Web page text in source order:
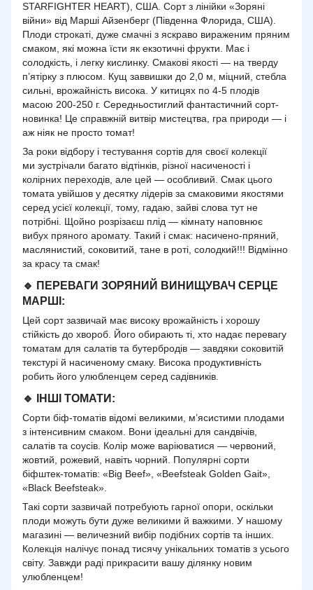
STARFIGHTER HEART), США. Сорт з лінійки «Зоряні
війни» від Марші Айзенберг (Південна Флорида, США).
Плоди строкаті, дуже смачні з яскраво вираженим пряним
смаком, які можна їсти як екзотичні фрукти. Має і
солодкість, і легку кислинку. Смакові якості — на тверду
п’ятірку з плюсом. Кущ заввишки до 2,0 м, міцний, стебла
сильні, врожайність висока. У китицях по 4-5 плодів
масою 200-250 г. Середньостиглий фантастичний сорт-
новинка! Це справжній витвір мистецтва, гра природи — і
аж ніяк не просто томат!
За роки відбору і тестування сортів для своєї колекції
ми зустрічали багато відтінків, різної насиченості і
колірних переходів, але цей — особливий. Смак цього
томата увійшов у десятку лідерів за смаковими якостями
серед усієї колекції, тому, гадаю, зайві слова тут не
потрібні. Щойно розрізаєш плід — кімнату наповнює
вибух пряного аромату. Такий і смак: насичено-пряний,
маслянистий, соковитий, тане в роті, солодкий!!! Відмінно
за красу та смак!
🔹 ПЕРЕВАГИ ЗОРЯНИЙ ВИНИЩУВАЧ СЕРЦЕ
МАРШІ:
Цей сорт зазвичай має високу врожайність і хорошу
стійкість до хвороб. Його обирають ті, хто надає перевагу
томатам для салатів та бутербродів — завдяки соковитій
текстурі й насиченому смаку. Висока продуктивність
робить його улюбленцем серед садівників.
🔹 ІНШІ ТОМАТИ:
Сорти біф-томатів відомі великими, м’ясистими плодами
з інтенсивним смаком. Вони ідеальні для сандвічів,
салатів та соусів. Колір може варіюватися — червоний,
жовтий, рожевий, навіть чорний. Популярні сорти
біфштек-томатів: «Big Beef», «Beefsteak Golden Gait»,
«Black Beefsteak».
Такі сорти зазвичай потребують гарної опори, оскільки
плоди можуть бути дуже великими й важкими. У нашому
магазині — величезний вибір подібних сортів та інших.
Колекція налічує понад тисячу унікальних томатів з усього
світу. Завжди раді прикрасити вашу ділянку новим
улюбленцем!